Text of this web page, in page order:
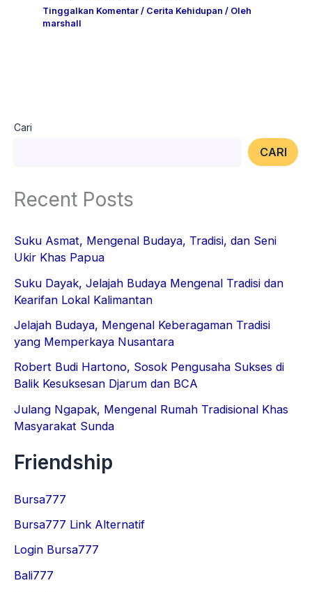
Tinggalkan Komentar / Cerita Kehidupan / Oleh
marshall
Cari
CARI
Recent Posts
Suku Asmat, Mengenal Budaya, Tradisi, dan Seni
Ukir Khas Papua
Suku Dayak, Jelajah Budaya Mengenal Tradisi dan
Kearifan Lokal Kalimantan
Jelajah Budaya, Mengenal Keberagaman Tradisi
yang Memperkaya Nusantara
Robert Budi Hartono, Sosok Pengusaha Sukses di
Balik Kesuksesan Djarum dan BCA
Julang Ngapak, Mengenal Rumah Tradisional Khas
Masyarakat Sunda
Friendship
Bursa777
Bursa777 Link Alternatif
Login Bursa777
Bali777